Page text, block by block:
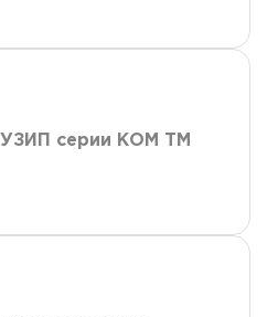
УЗИП серии КОМ ТМ